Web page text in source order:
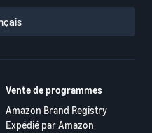
Vente de programmes
Amazon Brand Registry
Expédié par Amazon